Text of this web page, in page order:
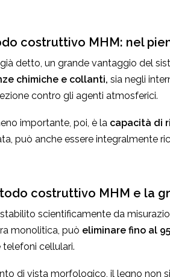
costruttivo MHM: nel
detto, un grande vantaggio del
chimiche e collanti, sia negli
contro gli agenti atmosferici.
importante, poi, è la capacità di
può anche essere integralmente
costruttivo MHM e la
scientificamente da
monolitica, può eliminare fino al
telefoni cellulari.
di vista morfologico, il legno non